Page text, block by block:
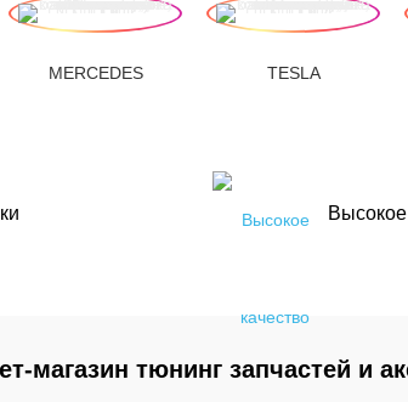
MERCEDES TESLA
Высокое
магазин тюнинг запчастей и